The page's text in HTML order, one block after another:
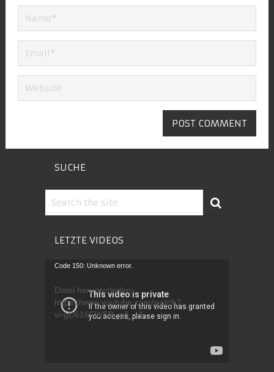
SUCHE
LETZTE VIDEOS
Video-
Code 150: Unknown error.
Datei herunterladen:
https://www.youtube.com/watch?
v=gD616FWSB_g&_=1